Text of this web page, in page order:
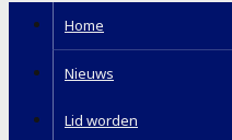
Home
Nieuws
Lid worden